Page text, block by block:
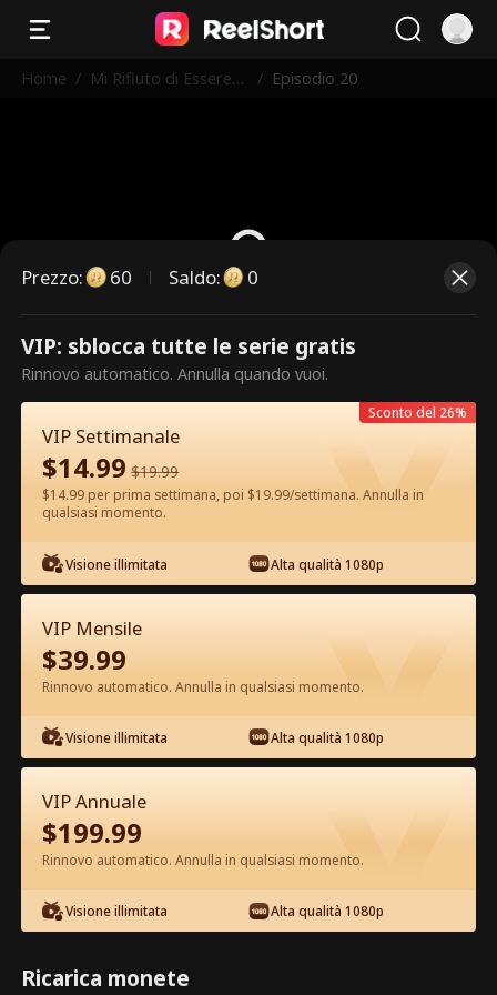
Home / Mi Rifiuto di Essere
/ Episodio 20
Questi sono episodi a pagamento.
Sblocca per guardare.
Episodio 20 - Mi Rifiuto di Essere
l'Erede Film completo
1-50 51-80 Tutti gli episodi
20 21 23
Prezzo: 60 Saldo: 0
VIP: sblocca tutte le serie gratis
Rinnovo automatico. Annulla quando vuoi.
VIP Settimanale
$14.99 $19.99
$14.99 per prima settimana, poi $19.99/settimana. Annulla in
qualsiasi momento.
Visione illimitata Alta qualità 1080p
Sconto del 26%
VIP Mensile
$39.99
Rinnovo automatico. Annulla in qualsiasi momento.
Visione illimitata Alta qualità 1080p
VIP Annuale
$199.99
Rinnovo automatico. Annulla in qualsiasi momento.
Visione illimitata Alta qualità 1080p
Ricarica monete